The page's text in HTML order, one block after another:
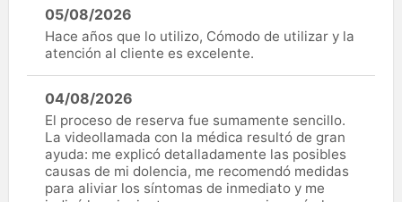
05/08/2026
Hace años que lo utilizo, Cómodo de utilizar y la
atención al cliente es excelente.
04/08/2026
El proceso de reserva fue sumamente sencillo.
La videollamada con la médica resultó de gran
ayuda: me explicó detalladamente las posibles
causas de mi dolencia, me recomendó medidas
para aliviar los síntomas de inmediato y me